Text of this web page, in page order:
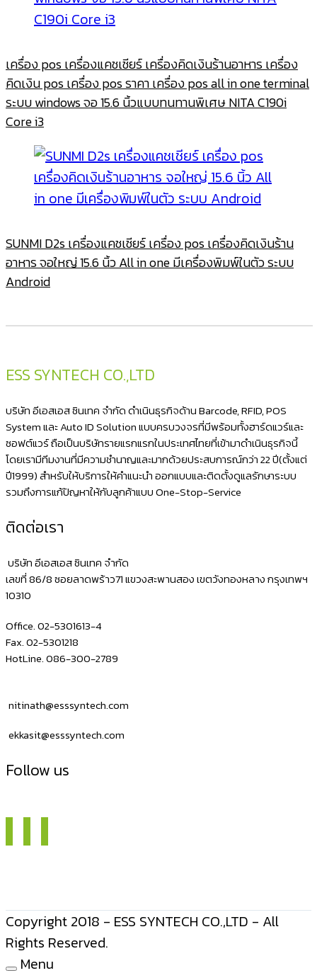
เครื่อง pos เครื่องแคชเชียร์ เครื่องคิดเงินร้านอาหาร เครื่อง
คิดเงิน pos เครื่อง pos ราคา เครื่อง pos all in one terminal
ระบบ windows จอ 15.6 นิ้วแบบทนทานพิเศษ NITA C190i
Core i3
SUNMI D2s เครื่องแคชเชียร์ เครื่อง pos เครื่องคิดเงินร้าน
อาหาร จอใหญ่ 15.6 นิ้ว All in one มีเครื่องพิมพ์ในตัว ระบบ
Android
ESS SYNTECH CO.,LTD
บริษัท อีเอสเอส ซินเทค จำกัด ดำเนินธุรกิจด้าน Barcode, RFID, POS
System และ Auto ID Solution แบบครบวงจรที่มีพร้อมทั้งฮาร์ดแวร์และ
ซอฟต์แวร์ ถือเป็นบริษัทรายแรกแรกในประเทศไทยที่เข้ามาดำเนินธุรกิจนี้
โดยเรามีทีมงานที่มีความชำนาญและมากด้วยประสบการณ์กว่า 22 ปี(ตั้งแต่
ปี1999) สำหรับให้บริการให้คำแนะนำ ออกแบบและติดตั้งดูแลรักษาระบบ
รวมถึงการแก้ปัญหาให้กับลูกค้าแบบ One-Stop-Service
ติดต่อเรา
บริษัท อีเอสเอส ซินเทค จำกัด
เลขที่ 86/8 ซอยลาดพร้าว71 แขวงสะพานสอง เขตวังทองหลาง กรุงเทพฯ
10310
Office. 02-5301613-4
Fax. 02-5301218
HotLine. 086-300-2789
nitinath@esssyntech.com
ekkasit@esssyntech.com
Follow us
Copyright 2018 - ESS SYNTECH CO.,LTD - All
Rights Reserved.
Menu